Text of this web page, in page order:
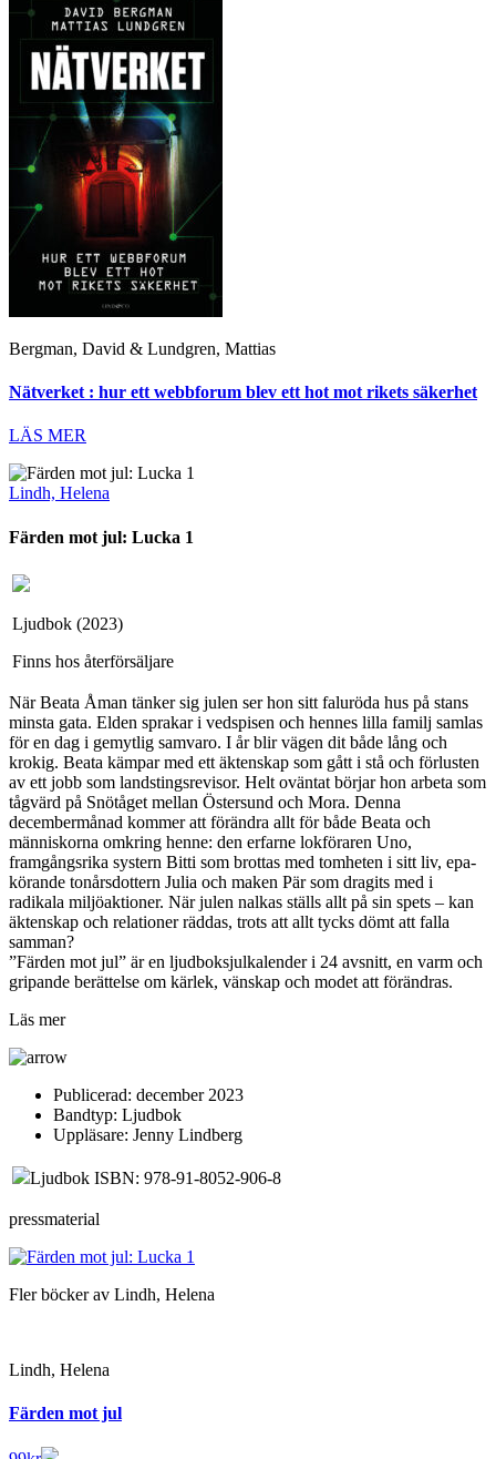
Bergman, David & Lundgren, Mattias
Nätverket : hur ett webbforum blev ett hot mot rikets säkerhet
LÄS MER
Lindh, Helena
Färden mot jul: Lucka 1
Ljudbok (2023)
Finns hos återförsäljare
När Beata Åman tänker sig julen ser hon sitt faluröda hus på stans
minsta gata. Elden sprakar i vedspisen och hennes lilla familj samlas
för en dag i gemytlig samvaro. I år blir vägen dit både lång och
krokig. Beata kämpar med ett äktenskap som gått i stå och förlusten
av ett jobb som landstingsrevisor. Helt oväntat börjar hon arbeta som
tågvärd på Snötåget mellan Östersund och Mora. Denna
decembermånad kommer att förändra allt för både Beata och
människorna omkring henne: den erfarne lokföraren Uno,
framgångsrika systern Bitti som brottas med tomheten i sitt liv, epa-
körande tonårsdottern Julia och maken Pär som dragits med i
radikala miljöaktioner. När julen nalkas ställs allt på sin spets – kan
äktenskap och relationer räddas, trots att allt tycks dömt att falla
samman?
”Färden mot jul” är en ljudboksjulkalender i 24 avsnitt, en varm och
gripande berättelse om kärlek, vänskap och modet att förändras.
Läs mer
Publicerad: december 2023
Bandtyp: Ljudbok
Uppläsare: Jenny Lindberg
Ljudbok ISBN: 978-91-8052-906-8
pressmaterial
Fler böcker av Lindh, Helena
Lindh, Helena
Färden mot jul